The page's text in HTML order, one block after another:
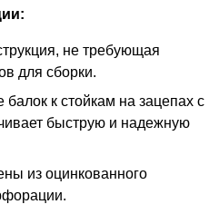
не требующая
для сборки.
к стойкам на зацепах с
быструю и надежную
из оцинкованного